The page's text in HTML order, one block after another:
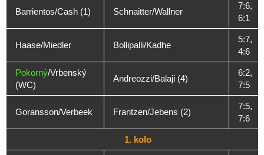
Barrientos/Cash (1) Schnaitter/Wallner
7:6,
6:1
Haase/Miedler Bollipalli/Kadhe
5:7,
4:6
Pokorný/Vrbenský
(WC)
Andreozzi/Balaji (4)
6:2,
7:5
Goransson/Verbeek Frantzen/Jebens (2)
7:5,
7:6
1. kolo